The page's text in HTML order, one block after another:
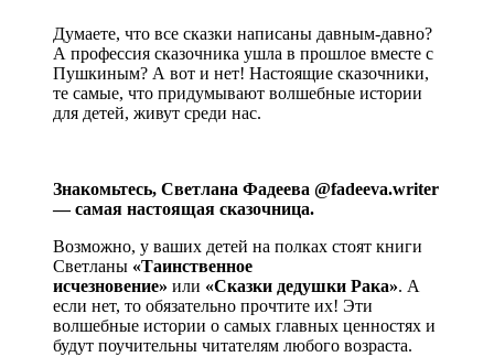
Думаете, что все сказки написаны давным-давно?
А профессия сказочника ушла в прошлое вместе с
Пушкиным? А вот и нет! Настоящие сказочники,
те самые, что придумывают волшебные истории
для детей, живут среди нас.
Знакомьтесь, Светлана Фадеева @fadeeva.writer
— самая настоящая сказочница.
Возможно, у ваших детей на полках стоят книги
Светланы «Таинственное
исчезновение» или «Сказки дедушки Рака». А
если нет, то обязательно прочтите их! Эти
волшебные истории о самых главных ценностях и
будут поучительны читателям любого возраста.